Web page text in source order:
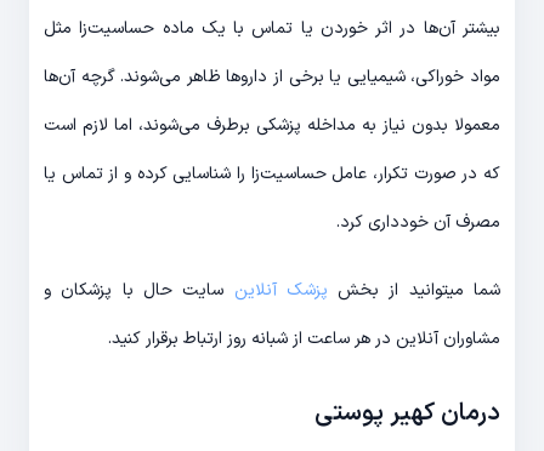
بیشتر آن‌ها در اثر خوردن یا تماس با یک ماده حساسیت‌زا مثل
مواد خوراکی، شیمیایی یا برخی از داروها ظاهر می‌شوند. گرچه آن‌ها
معمولا بدون نیاز به مداخله پزشکی برطرف می‌شوند، اما لازم است
که در صورت تکرار، عامل حساسیت‌زا را شناسایی کرده و از تماس یا
مصرف آن خودداری کرد.
شما میتوانید از بخش پزشک آنلاین سایت حال با پزشکان و
مشاوران آنلاین در هر ساعت از شبانه روز ارتباط برقرار کنید.
درمان کهیر پوستی